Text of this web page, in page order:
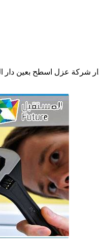
عزل اسطح بعين دار